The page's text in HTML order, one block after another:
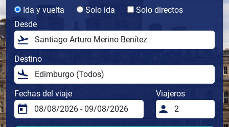
Ida y vuelta Solo ida
Solo directos
Desde
Destino
Fechas del viaje Viajeros